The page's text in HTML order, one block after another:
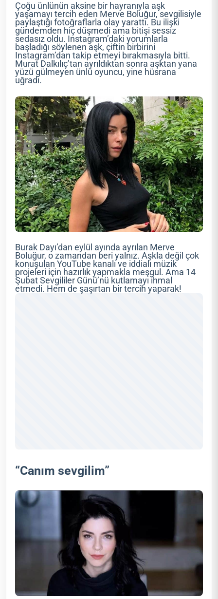
Çoğu ünlünün aksine bir hayranıyla aşk
yaşamayı tercih eden Merve Boluğur, sevgilisiyle
paylaştığı fotoğraflarla olay yarattı. Bu ilişki
gündemden hiç düşmedi ama bitişi sessiz
sedasız oldu. Instagram’daki yorumlarla
başladığı söylenen aşk, çiftin birbirini
Instagram’dan takip etmeyi bırakmasıyla bitti.
Murat Dalkılıç’tan ayrıldıktan sonra aşktan yana
yüzü gülmeyen ünlü oyuncu, yine hüsrana
uğradı.
Burak Dayı’dan eylül ayında ayrılan Merve
Boluğur, o zamandan beri yalnız. Aşkla değil çok
konuşulan YouTube kanalı ve iddialı müzik
projeleri için hazırlık yapmakla meşgul. Ama 14
Şubat Sevgililer Günü’nü kutlamayı ihmal
etmedi. Hem de şaşırtan bir tercih yaparak!
“Canım sevgilim”